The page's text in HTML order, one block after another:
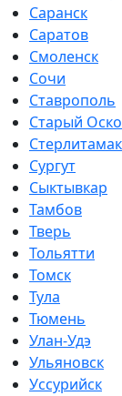
Саранск
Саратов
Смоленск
Сочи
Ставрополь
Старый
Стерлитамак
Сургут
Сыктывкар
Тамбов
Тверь
Тольятти
Томск
Тула
Тюмень
Улан-Удэ
Ульяновск
Уссурийск